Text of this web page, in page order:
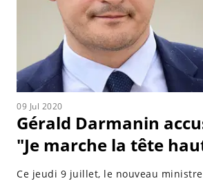
09 Jul 2020
Gérald Darmanin
"Je marche la tête
Ce jeudi 9 juillet, le nouveau